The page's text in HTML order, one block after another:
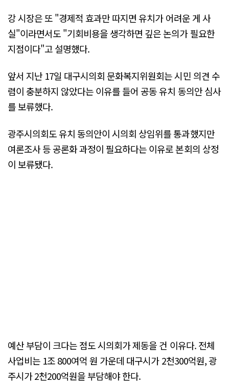
강 시장은 또 "경제적 효과만 따지면 유치가 어려운 게 사
실"이라면서도 "기회비용을 생각하면 깊은 논의가 필요한
지점이다"고 설명했다.
앞서 지난 17일 대구시의회 문화복지위원회는 시민 의견 수
렴이 충분하지 않았다는 이유를 들어 공동 유치 동의안 심사
를 보류했다.
광주시의회도 유치 동의안이 시의회 상임위를 통과했지만
여론조사 등 공론화 과정이 필요하다는 이유로 본회의 상정
이 보류됐다.
예산 부담이 크다는 점도 시의회가 제동을 건 이유다. 전체
사업비는 1조 800여억 원 가운데 대구시가 2천300억원, 광
주시가 2천200억원을 부담해야 한다.